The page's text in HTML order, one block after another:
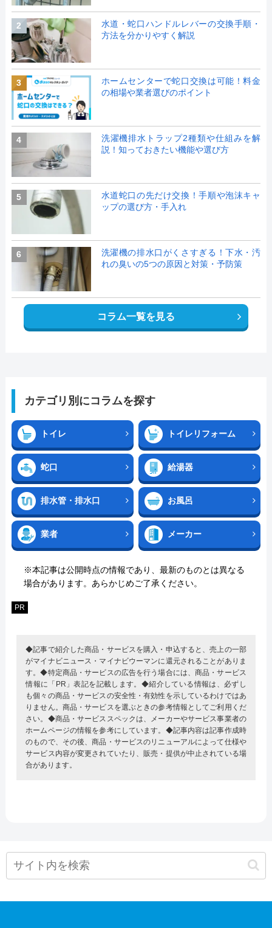
2
水道・蛇口ハンドルレバーの交換手順・
方法を分かりやすく解説
3
ホームセンターで蛇口交換は可能！料金
の相場や業者選びのポイント
4
洗濯機排水トラップ2種類や仕組みを解
説！知っておきたい機能や選び方
5
水道蛇口の先だけ交換！手順や泡沫キャ
ップの選び方・手入れ
6
洗濯機の排水口がくさすぎる！下水・汚
れの臭いの5つの原因と対策・予防策
コラム一覧を見る
カテゴリ別にコラムを探す
トイレ トイレリフォーム
蛇口 給湯器
排水管・排水口 お風呂
業者 メーカー
※本記事は公開時点の情報であり、最新のものとは異なる
場合があります。あらかじめご了承ください。
PR
◆記事で紹介した商品・サービスを購入・申込すると、売上の一部
がマイナビニュース・マイナビウーマンに還元されることがありま
す。◆特定商品・サービスの広告を行う場合には、商品・サービス
情報に「PR」表記を記載します。◆紹介している情報は、必ずし
も個々の商品・サービスの安全性・有効性を示しているわけではあ
りません。商品・サービスを選ぶときの参考情報としてご利用くだ
さい。◆商品・サービススペックは、メーカーやサービス事業者の
ホームページの情報を参考にしています。◆記事内容は記事作成時
のもので、その後、商品・サービスのリニューアルによって仕様や
サービス内容が変更されていたり、販売・提供が中止されている場
合があります。